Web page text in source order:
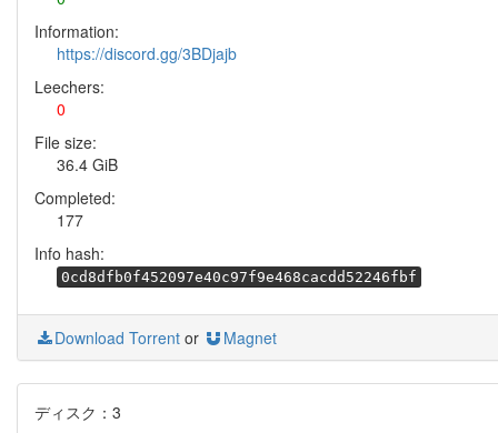
Information:
https://discord.gg/3BDjajb
Leechers:
0
File size:
36.4 GiB
Completed:
177
Info hash:
0cd8dfb0f452097e40c97f9e468cacdd52246fbf
Download Torrent or Magnet
ディスク：3